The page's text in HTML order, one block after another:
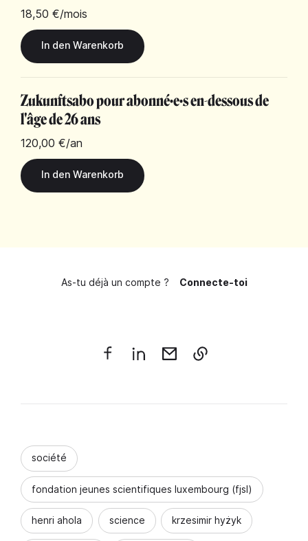
18,50 €/mois
Zukunftsabo pour abonné·e·s en-dessous de
l'âge de 26 ans
120,00 €/an
As-tu déjà un compte ? Connecte-toi
société
fondation jeunes scientifiques luxembourg (fjsl)
henri ahola science krzesimir hyżyk